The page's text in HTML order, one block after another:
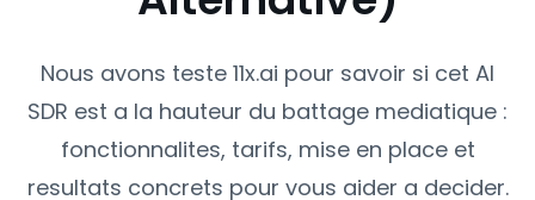
Nous avons teste 11x.ai pour savoir si cet AI
SDR est a la hauteur du battage mediatique :
fonctionnalites, tarifs, mise en place et
resultats concrets pour vous aider a decider.